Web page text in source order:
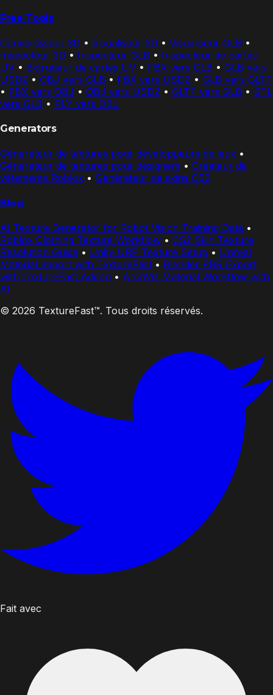
Free Tools
Convertisseur 3D • Visualiseur 3D • Visualiseur GLB •
Inspecteur 3D • Inspecteur GLB • Inspecteur de cartes
UV • Extrudeur de cartes UV • FBX vers GLB • GLB vers
USDZ • OBJ vers GLB • FBX vers USDZ • GLB vers GLTF
• FBX vers OBJ • OBJ vers USDZ • GLTF vers GLB • STL
vers GLB • PLY vers OBJ
Generators
Générateur de textures pour développeurs de jeux •
Générateur de textures pour designers • Créateur de
vêtements Roblox • Générateur de skins CS2
Blog
AI Texture Generator for Robot Vision Training Data •
Roblox Clothing Texture Workflow • CS2 Skin Texture
Resolution Guide • Unity URP Texture Setup • Unreal
Material Import with TextureFast • Blender PBR Export
with TextureFast Addon • ArchViz Material Workflow with
AI
© 2026 TextureFast™. Tous droits réservés.
Fait avec